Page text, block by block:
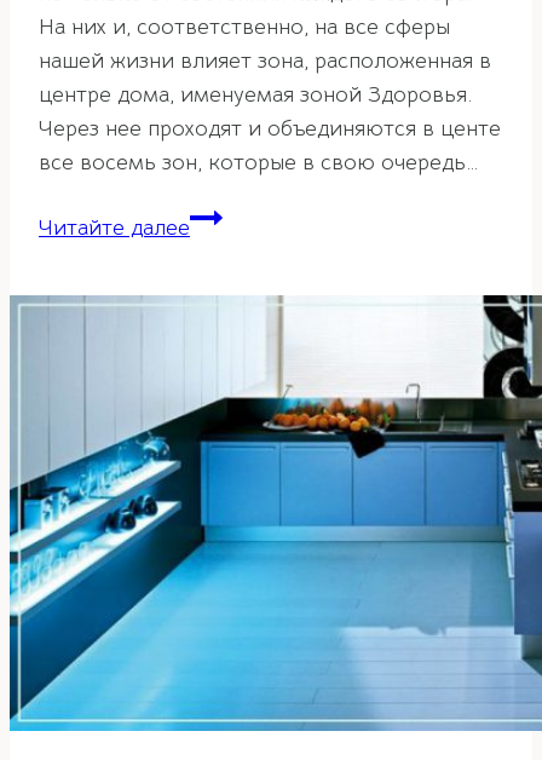
На них и, соответственно, на все сферы
нашей жизни влияет зона, расположенная в
центре дома, именуемая зоной Здоровья.
Через нее проходят и объединяются в центе
все восемь зон, которые в свою очередь…
Читайте далееЗона